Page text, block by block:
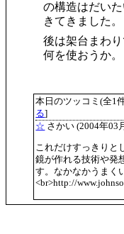
の構造はだい
きてきました。
後は架台まわり
何を使おうか。
本日のツッコミ(全1
る]
☆ さかい (2004年03
これだけすっきりと
鏡が作れる技術や発
す。なかなかうまく
<br>http://